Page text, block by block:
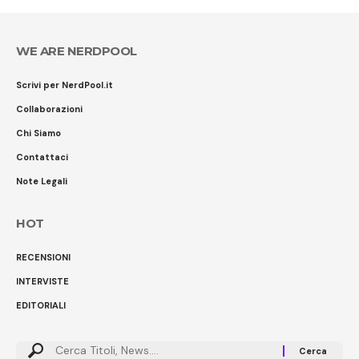
WE ARE NERDPOOL
Scrivi per NerdPool.it
Collaborazioni
Chi Siamo
Contattaci
Note Legali
HOT
RECENSIONI
INTERVISTE
EDITORIALI
Cerca: